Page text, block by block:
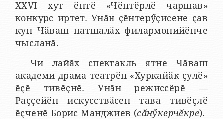
XXVI хут ӗнтӗ «Чӗнтӗрлӗ чаршав»
конкурс иртет. Унӑн ҫӗнтерӳҫисене ҫав
кун Чӑваш патшалӑх филармонийӗнче
чысланӑ.
Чи лайӑх спектакль ятне Чӑваш
академи драма театрӗн «Хуркайӑк ҫулӗ»
ӗҫӗ тивӗҫнӗ. Унӑн режиссёрӗ —
Раҫҫейӗн искусствӑсен тава тивӗҫлӗ
ӗҫченӗ Борис Манджиев (сӑнӳкерчӗкре).